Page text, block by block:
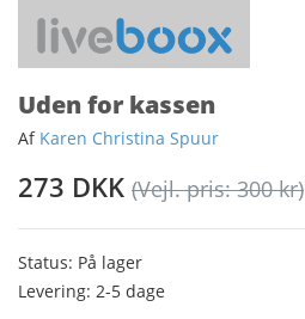
Uden for kassen
Af Karen Christina Spuur
273 DKK (Vejl. pris: 300 kr)
Status: På lager
Levering: 2-5 dage